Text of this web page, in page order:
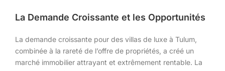
La Demande Croissante et les Opportunités
La demande croissante pour des villas de luxe à Tulum,
combinée à la rareté de l’offre de propriétés, a créé un
marché immobilier attrayant et extrêmement rentable. La